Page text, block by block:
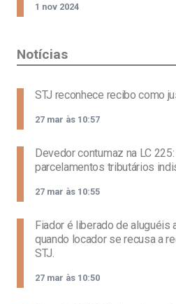
1 nov 2024
Notícias
STJ reconhece recibo como
27 mar às 10:57
Devedor contumaz na LC
parcelamentos tributários
27 mar às 10:55
Fiador é liberado de aluguéis
quando locador se recusa a
STJ.
27 mar às 10:50